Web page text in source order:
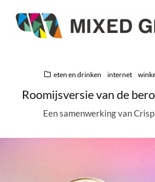
eten en drinken internet
Roomijsversie van de
Een samenwerking van